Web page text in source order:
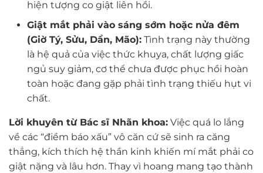
hiện tượng co giật liên hồi.
Giật mắt phải vào sáng sớm hoặc nửa đêm
(Giờ Tý, Sửu, Dần, Mão):Tình trạng này thường
là hệ quả của việc thức khuya, chất lượng giấc
ngủ suy giảm, cơ thể chưa được phục hồi hoàn
toàn hoặc đang gặp phải tình trạng thiếu hụt vi
chất.
Lời khuyên từ Bác sĩ Nhãn khoa: Việc quá lo lắng
về các “điềm báo xấu” vô căn cứ sẽ sinh ra căng
thẳng, kích thích hệ thần kinh khiến mí mắt phải co
giật nặng và lâu hơn. Thay vì hoang mang tạo thành